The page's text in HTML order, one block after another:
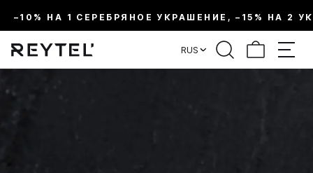
–10% НА 1 СЕРЕБРЯНОЕ УКРАШЕНИЕ, –15% НА 2
RUS